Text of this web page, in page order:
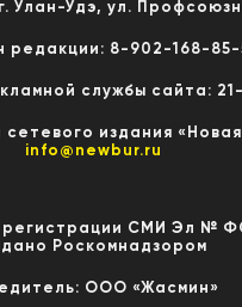
Улан-Удэ, ул.
редакции: 8-902-168-85-
службы сайта:
издания «Новая
info@newbur.ru
регистрации СМИ Эл №
Роскомнадзором
ООО «Жасмин»